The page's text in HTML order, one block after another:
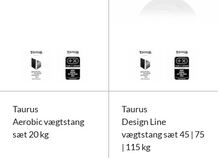
Taurus
Aerobic vægtstang
sæt 20 kg
Taurus
Design Line
vægtstang sæt 45 | 75
| 115 kg